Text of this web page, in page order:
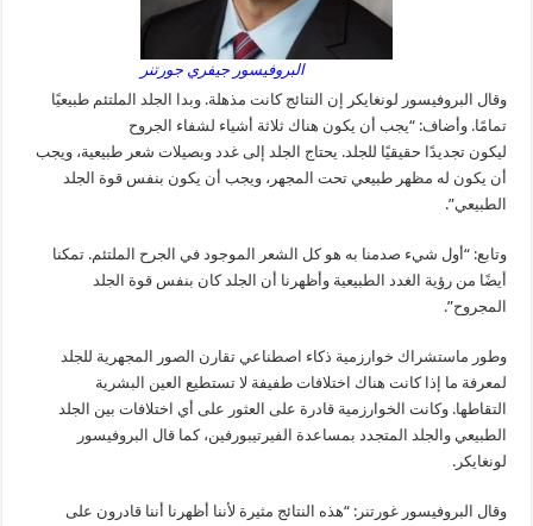
البروفيسور جيفري جورتنر
وقال البروفيسور لونغايكر إن النتائج كانت مذهلة. وبدا الجلد الملتئم طبيعيًا
تمامًا. وأضاف: “يجب أن يكون هناك ثلاثة أشياء لشفاء الجروح
ليكون تجديدًا حقيقيًا للجلد. يحتاج الجلد إلى غدد وبصيلات شعر طبيعية، ويجب
أن يكون له مظهر طبيعي تحت المجهر، ويجب أن يكون بنفس قوة الجلد
الطبيعي”.
وتابع: “أول شيء صدمنا به هو كل الشعر الموجود في الجرح الملتئم. تمكنا
أيضًا من رؤية الغدد الطبيعية وأظهرنا أن الجلد كان بنفس قوة الجلد
المجروح”.
وطور ماستشراك خوارزمية ذكاء اصطناعي تقارن الصور المجهرية للجلد
لمعرفة ما إذا كانت هناك اختلافات طفيفة لا تستطيع العين البشرية
التقاطها. وكانت الخوارزمية قادرة على العثور على أي اختلافات بين الجلد
الطبيعي والجلد المتجدد بمساعدة الفيرتيبورفين، كما قال البروفيسور
لونغايكر.
وقال البروفيسور غورتنر: “هذه النتائج مثيرة لأننا أظهرنا أننا قادرون على